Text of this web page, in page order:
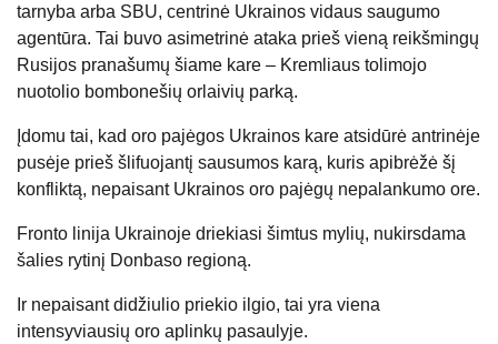
tarnyba arba SBU, centrinė Ukrainos vidaus saugumo
agentūra. Tai buvo asimetrinė ataka prieš vieną reikšmingų
Rusijos pranašumų šiame kare – Kremliaus tolimojo
nuotolio bombonešių orlaivių parką.
Įdomu tai, kad oro pajėgos Ukrainos kare atsidūrė antrinėje
pusėje prieš šlifuojantį sausumos karą, kuris apibrėžė šį
konfliktą, nepaisant Ukrainos oro pajėgų nepalankumo ore.
Fronto linija Ukrainoje driekiasi šimtus mylių, nukirsdama
šalies rytinį Donbaso regioną.
Ir nepaisant didžiulio priekio ilgio, tai yra viena
intensyviausių oro aplinkų pasaulyje.